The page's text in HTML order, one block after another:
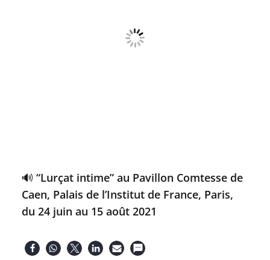
🔊 “Lurçat intime” au Pavillon Comtesse de
Caen, Palais de l’Institut de France, Paris,
du 24 juin au 15 août 2021